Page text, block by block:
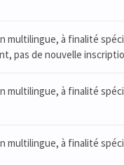
multilingue, à finalité
pas de nouvelle
multilingue, à finalité
multilingue, à finalité